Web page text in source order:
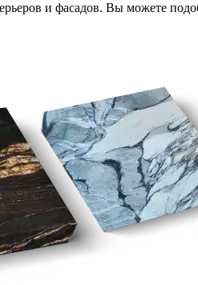
и фасадов. Вы можете